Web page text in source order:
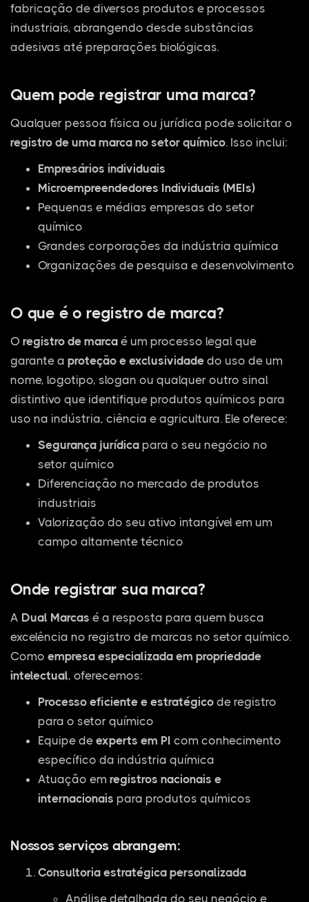
fabricação de diversos produtos e processos
industriais, abrangendo desde substâncias
adesivas até preparações biológicas.
Quem pode registrar uma marca?
Qualquer pessoa física ou jurídica pode solicitar o
registro de uma marca no setor químico. Isso inclui:
Empresários individuais
Microempreendedores Individuais (MEIs)
Pequenas e médias empresas do setor
químico
Grandes corporações da indústria química
Organizações de pesquisa e desenvolvimento
O que é o registro de marca?
O registro de marca é um processo legal que
garante a proteção e exclusividade do uso de um
nome, logotipo, slogan ou qualquer outro sinal
distintivo que identifique produtos químicos para
uso na indústria, ciência e agricultura. Ele oferece:
Segurança jurídica para o seu negócio no
setor químico
Diferenciação no mercado de produtos
industriais
Valorização do seu ativo intangível em um
campo altamente técnico
Onde registrar sua marca?
A Dual Marcas é a resposta para quem busca
excelência no registro de marcas no setor químico.
Como empresa especializada em propriedade
intelectual, oferecemos:
Processo eficiente e estratégico de registro
para o setor químico
Equipe de experts em PI com conhecimento
específico da indústria química
Atuação em registros nacionais e
internacionais para produtos químicos
Nossos serviços abrangem:
Consultoria estratégica personalizada
Análise detalhada do seu negócio e